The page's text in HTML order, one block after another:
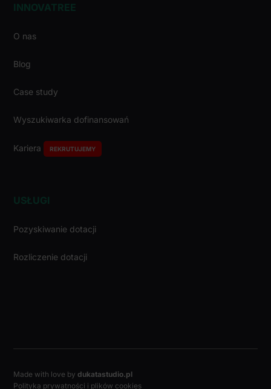
INNOVATREE
O nas
Blog
Case study
Wyszukiwarka dofinansowań
Kariera REKRUTUJEMY
USŁUGI
Pozyskiwanie dotacji
Rozliczenie dotacji
Made with love bydukatastudio.pl
Polityka prywatności i plików cookies